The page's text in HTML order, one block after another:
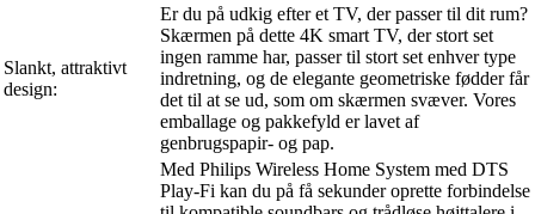
Slankt, attraktivt
design:
Er du på udkig efter et TV, der passer til dit rum?
Skærmen på dette 4K smart TV, der stort set
ingen ramme har, passer til stort set enhver type
indretning, og de elegante geometriske fødder får
det til at se ud, som om skærmen svæver. Vores
emballage og pakkefyld er lavet af
genbrugspapir- og pap.
Med Philips Wireless Home System med DTS
Play-Fi kan du på få sekunder oprette forbindelse